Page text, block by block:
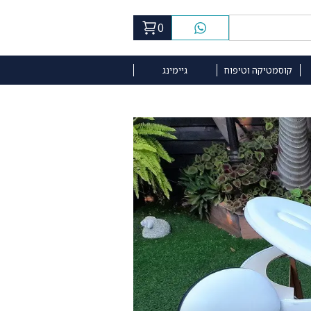
0
קוסמטיקה וטיפוח גיימינג